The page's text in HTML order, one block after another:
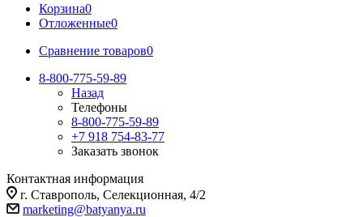
Корзина0
Отложенные0
Сравнение товаров0
8-800-775-59-89
Назад
Телефоны
8-800-775-59-89
+7 918 754-83-77
Заказать звонок
Контактная информация
г. Ставрополь, Селекционная, 4/2
marketing@batyanya.ru